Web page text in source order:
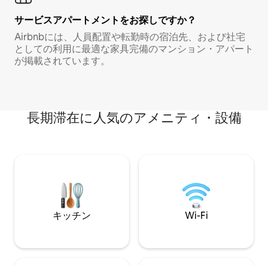
サービスアパートメントをお探しですか？
Airbnbには、人員配置や転勤時の宿泊先、および社宅
としての利用に最適な家具完備のマンション・アパート
が掲載されています。
長期滞在に人気のアメニティ・設備
キッチン Wi-Fi